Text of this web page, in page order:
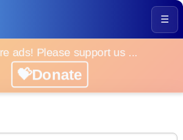
☰
ads! Please support us ...
💝Donate